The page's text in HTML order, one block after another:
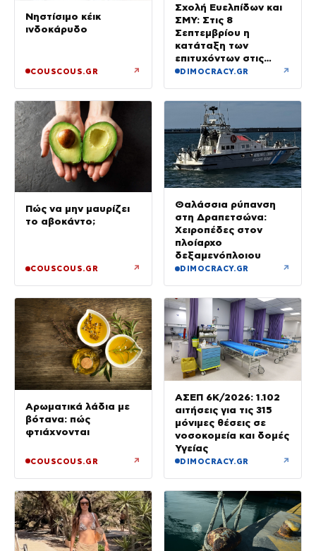
Νηστίσιμο κέικ
ινδοκάρυδο
COUSCOUS.GR ↗
Σχολή Ευελπίδων και
ΣΜΥ: Στις 8
Σεπτεμβρίου η
κατάταξη των
επιτυχόντων στις
Στρατιωτικές Σχολές
DIMOCRACY.GR ↗
Πώς να μην μαυρίζει
το αβοκάντο;
COUSCOUS.GR ↗
Θαλάσσια ρύπανση
στη Δραπετσώνα:
Χειροπέδες στον
πλοίαρχο
δεξαμενόπλοιου
DIMOCRACY.GR ↗
Αρωματικά λάδια με
βότανα: πώς
φτιάχνονται
COUSCOUS.GR ↗
ΑΣΕΠ 6Κ/2026: 1.102
αιτήσεις για τις 315
μόνιμες θέσεις σε
νοσοκομεία και δομές
Υγείας
DIMOCRACY.GR ↗